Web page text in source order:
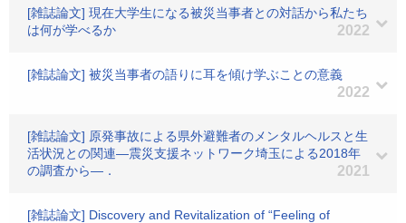
[雑誌論文] 現在大学生になる被災当事者との対話から私たち
は何が学べるか
2022
[雑誌論文] 被災当事者の語りに耳を傾け学ぶことの意義
2022
[雑誌論文] 原発事故による県外避難者のメンタルヘルスと生
活状況との関連―震災支援ネットワーク埼玉による2018年
の調査から―．
2021
[雑誌論文] Discovery and Revitalization of “Feeling of